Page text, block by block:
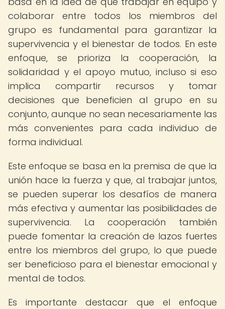
colaborar entre todos los miembros del
grupo es fundamental para garantizar la
supervivencia y el bienestar de todos. En este
enfoque, se prioriza la cooperación, la
solidaridad y el apoyo mutuo, incluso si eso
implica compartir recursos y tomar
decisiones que beneficien al grupo en su
conjunto, aunque no sean necesariamente las
más convenientes para cada individuo de
forma individual.
Este enfoque se basa en la premisa de que la
unión hace la fuerza y que, al trabajar juntos,
se pueden superar los desafíos de manera
más efectiva y aumentar las posibilidades de
supervivencia. La cooperación también
puede fomentar la creación de lazos fuertes
entre los miembros del grupo, lo que puede
ser beneficioso para el bienestar emocional y
mental de todos.
Es importante destacar que el enfoque